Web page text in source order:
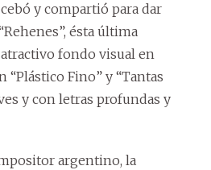
y compartió para dar
ésta última
fondo visual en
“Plástico Fino” y “Tantas
y con letras profundas y
argentino, la